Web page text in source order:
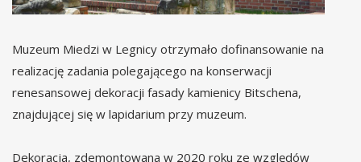
Muzeum Miedzi w Legnicy otrzymało dofinansowanie na
realizację zadania polegającego na konserwacji
renesansowej dekoracji fasady kamienicy Bitschena,
znajdującej się w lapidarium przy muzeum.
Dekoracja, zdemontowana w 2020 roku ze względów